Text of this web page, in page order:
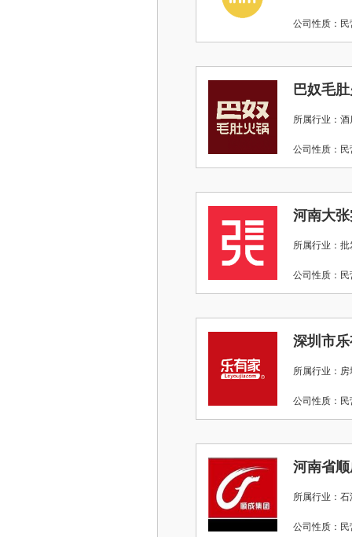
公司性质
巴奴毛
所属行业：酒
公司性质
河南大
所属行业：批
公司性质
深圳市
所属行业：
公司性质
河南省
所属行业：石
公司性质